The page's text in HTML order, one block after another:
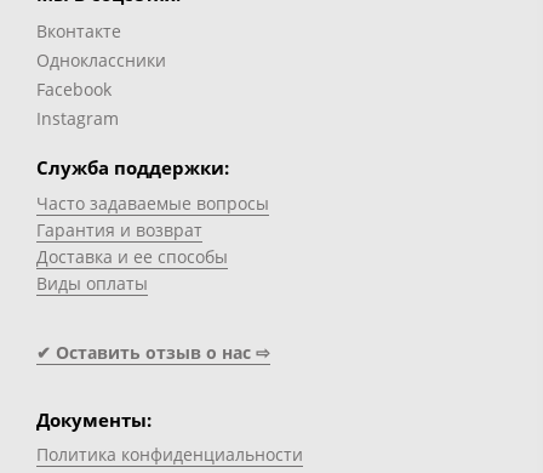
Вконтакте
Одноклассники
Facebook
Instagram
Служба поддержки:
Часто задаваемые вопросы
Гарантия и возврат
Доставка и ее способы
Виды оплаты
✔ Оставить отзыв о нас ⇨
Документы:
Политика конфиденциальности